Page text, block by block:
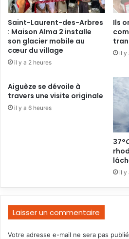
Saint-Laurent-des-Arbres
: Maison Alma 2 installe
son glacier mobile au
cœur du village
il y a 2 heures
Ils
il y
Aiguèze se dévoile à
travers une visite originale
il y a 6 heures
il y
Laisser un commentaire
Votre adresse e-mail ne sera pas